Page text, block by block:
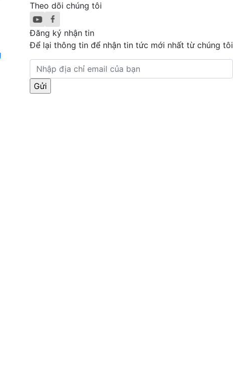
Theo dõi chúng tôi
Đăng ký nhận tin
Để lại thông tin để nhận tin tức mới nhất từ chúng tôi